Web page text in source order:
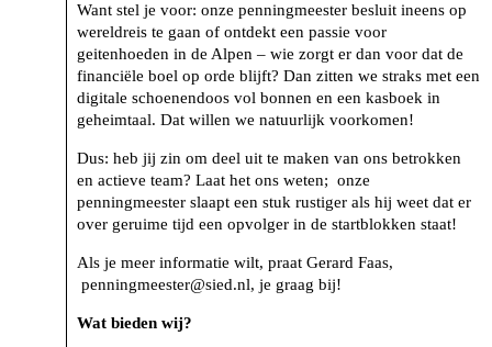
Want stel je voor: onze penningmeester besluit ineens op
wereldreis te gaan of ontdekt een passie voor
geitenhoeden in de Alpen – wie zorgt er dan voor dat de
financiële boel op orde blijft? Dan zitten we straks met een
digitale schoenendoos vol bonnen en een kasboek in
geheimtaal. Dat willen we natuurlijk voorkomen!
Dus: heb jij zin om deel uit te maken van ons betrokken
en actieve team? Laat het ons weten; onze
penningmeester slaapt een stuk rustiger als hij weet dat er
over geruime tijd een opvolger in de startblokken staat!
Als je meer informatie wilt, praat Gerard Faas,
penningmeester@sied.nl, je graag bij!
Wat bieden wij?